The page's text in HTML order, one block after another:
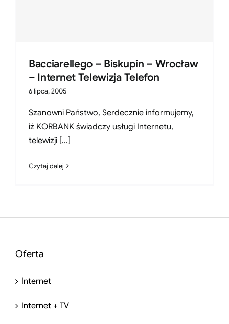
Bacciarellego – Biskupin – Wrocław
– Internet Telewizja Telefon
6 lipca, 2005
Szanowni Państwo, Serdecznie informujemy,
iż KORBANK świadczy usługi Internetu,
telewizji [...]
Czytaj dalej
Oferta
Internet
Internet + TV